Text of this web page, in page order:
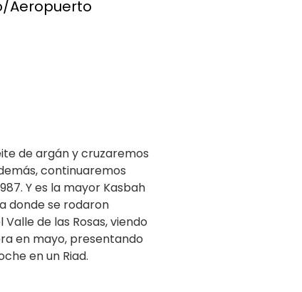
Aeropuerto
de argán y cruzaremos
continuaremos
Y es la mayor Kasbah
donde se rodaron
de las Rosas, viendo
en mayo, presentando
en un Riad.